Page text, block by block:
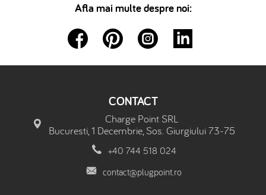
Afla mai multe despre noi:
CONTACT
Charge Point SRL
Bucuresti, 1 Decembrie, Sos. Giurgiului 73-75
+40 744 518 024
contact@plugpoint.ro